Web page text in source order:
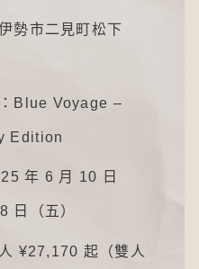
勢市二見町松下
Blue Voyage –
Edition
年 6 月 10 日
日（五）
¥27,170 起（雙人